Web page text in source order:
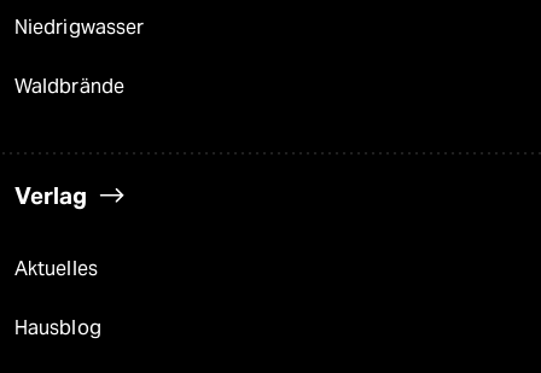
Niedrigwasser
Waldbrände
Verlag
Aktuelles
Hausblog